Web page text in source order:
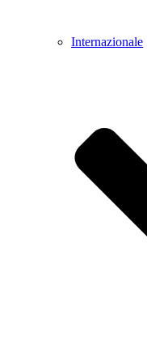
Internazionale